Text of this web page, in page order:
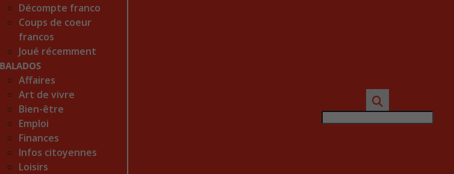
Décompte franco
Coups de coeur
francos
Joué récemment
BALADOS
Affaires
Art de vivre
Bien-être
Emploi
Finances
Infos citoyennes
Loisirs